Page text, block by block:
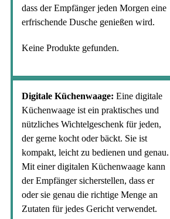
dass der Empfänger jeden Morgen eine
erfrischende Dusche genießen wird.
Keine Produkte gefunden.
Digitale Küchenwaage: Eine digitale
Küchenwaage ist ein praktisches und
nützliches Wichtelgeschenk für jeden,
der gerne kocht oder bäckt. Sie ist
kompakt, leicht zu bedienen und genau.
Mit einer digitalen Küchenwaage kann
der Empfänger sicherstellen, dass er
oder sie genau die richtige Menge an
Zutaten für jedes Gericht verwendet.